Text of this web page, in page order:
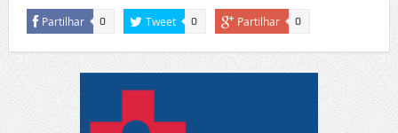
Partilhar 0 Tweet 0 Partilhar 0